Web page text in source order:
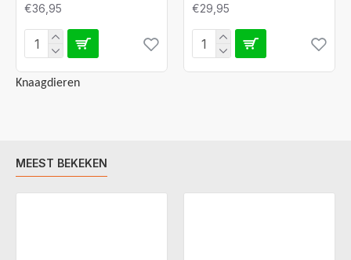
Knaagdieren
€36,95
€29,95
MEEST BEKEKEN